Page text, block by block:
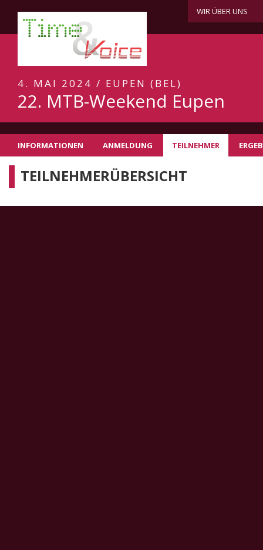
WIR ÜBER UNS
4. MAI 2024 / EUPEN (BEL)
22. MTB-Weekend Eupen
INFORMATIONEN ANMELDUNG TEILNEHMER
TEILNEHMERÜBERSICHT